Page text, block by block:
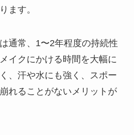
ます。
通常、1〜2年程度の持続性
イクにかける時間を大幅に
、汗や水にも強く、スポー
れることがないメリットが